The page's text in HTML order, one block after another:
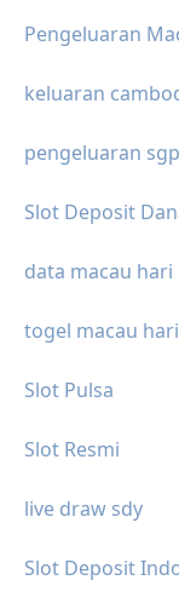
Pengeluaran
keluaran
pengeluaran sgp
Slot Deposit
data macau hari
togel macau
Slot Pulsa
Slot Resmi
live draw sdy
Slot Deposit